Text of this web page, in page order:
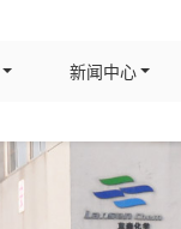
新闻中心